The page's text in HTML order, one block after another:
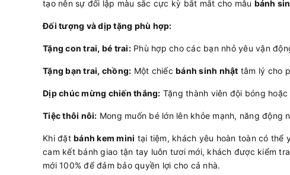
tạo nên sự đối lập màu sắc cực kỳ bắt mắt cho mẫu bánh
Đối tượng và dịp tặng phù hợp:
Tặng con trai, bé trai:Phù hợp cho các bạn nhỏ yêu vận
Tặng bạn trai, chồng: Một chiếc bánh sinh nhật tâm lý cho
Dịp chúc mừng chiến thắng: Tặng thành viên đội bóng
Tiệc thôi nôi: Mong muốn bé lớn lên khỏe mạnh, năng động
Khi đặt bánh kem mini tại tiệm, khách yêu hoàn toàn có thể
cam kết bánh giao tận tay luôn tươi mới, khách được kiểm
mới 100% để đảm bảo quyền lợi cho cả nhà.